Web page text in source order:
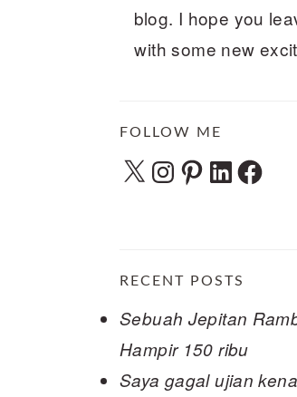
blog. I hope you
with some new
FOLLOW ME
X Instagram
Pinterest
LinkedIn
RECENT POSTS
Sebuah Jepitan
Hampir 150 ribu
Saya gagal ujian